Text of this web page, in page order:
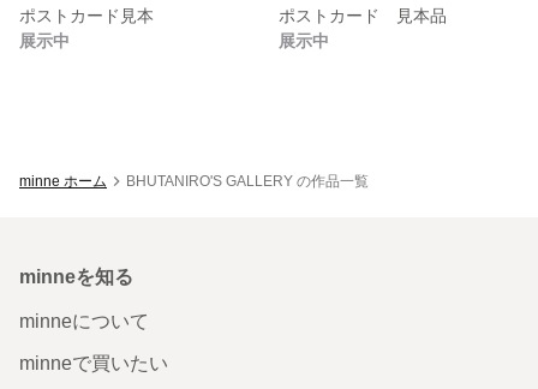
ポストカード見本
展示中
ポストカード 見本品
展示中
minne ホーム BHUTANIRO'S GALLERY の作品一覧
minneを知る
minneについて
minneで買いたい